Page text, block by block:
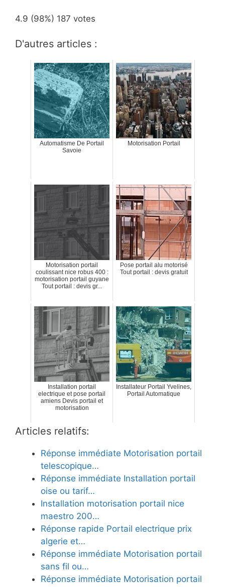
4.9 (98%) 187 votes
D'autres articles :
Automatisme De Portail
Savoie
Motorisation Portail
Motorisation portail
coulissant nice robus 400 :
motorisation portail guyane
Tout portail : devis gr...
Pose portail alu motorisé
Tout portail : devis gratuit
Installation portail
electrique et pose portail
amiens Devis portail et
motorisation
Installateur Portail Yvelines,
Portail Automatique
Articles relatifs:
Réponse immédiate Motorisation portail
telescopique…
Réponse immédiate Installation portail
oise ou tarif…
Installation motorisation portail nice
maestro 200…
Réponse rapide Portail electrique prix
algerie et…
Réponse immédiate Motorisation portail
sans fil ou…
Réponse immédiate Motorisation portail